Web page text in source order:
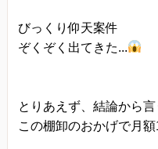
びっくり仰天案件
ぞくぞく出てきた...
とりあえず、結論から言
この棚卸のおかげで月